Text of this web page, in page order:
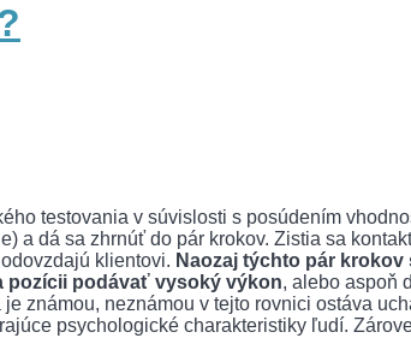
testovania v súvislosti s posúdením
a dá sa zhrnúť do pár krokov. Zistia sa
klientovi. Naozaj týchto pár krokov
pozícii podávať vysoký výkon, alebo aspoň
známou, neznámou v tejto rovnici ostáva
psychologické charakteristiky ľudí.